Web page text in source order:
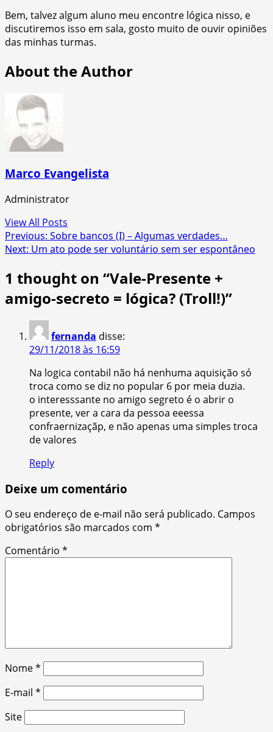
Bem, talvez algum aluno meu encontre lógica nisso, e
discutiremos isso em sala, gosto muito de ouvir opiniões
das minhas turmas.
About the Author
Marco Evangelista
Administrator
View All Posts
Post
navigation
Previous: Sobre bancos (I) – Algumas verdades…
Next: Um ato pode ser voluntário sem ser espontâneo
1 thought on “Vale-Presente +
amigo-secreto = lógica? (Troll!)”
fernanda disse:
29/11/2018 às 16:59
Na logica contabil não há nenhuma aquisição só
troca como se diz no popular 6 por meia duzia.
o interesssante no amigo segreto é o abrir o
presente, ver a cara da pessoa eeessa
confraernizaçãp, e não apenas uma simples troca
de valores
Reply
Deixe um comentário
O seu endereço de e-mail não será publicado. Campos
obrigatórios são marcados com *
Comentário *
Nome*
E-mail *
Site